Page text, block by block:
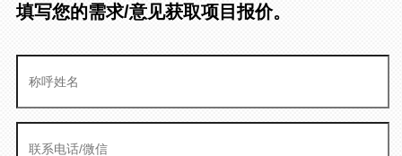
填写您的需求/意见获取项目报价。